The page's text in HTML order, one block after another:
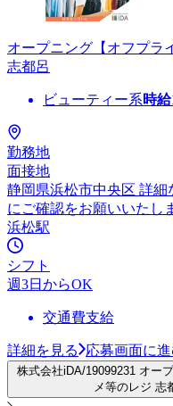
オープニング【オフプ
志都呂
ビューティー系時給
勤務地
面接地
静岡県浜松市中央区 詳
にご確認をお願いいたし
浜松駅
シフト
週3日からOK
交通費支給
詳細を見る 応募画面に
株式会社iDA/19099231 オー
メ等のレジ 志